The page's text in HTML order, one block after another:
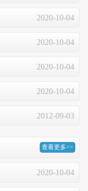
2020-10-04
2020-10-04
2020-10-04
2020-10-04
2012-09-03
查看更多>>
2020-10-04